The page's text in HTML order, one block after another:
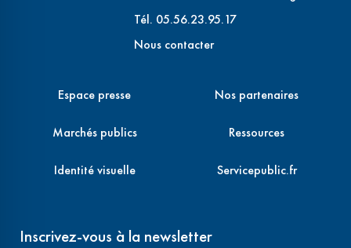
Tél. 05.56.23.95.17
Nous contacter
Espace presse
Marchés publics
Identité visuelle
Nos partenaires
Ressources
Servicepublic.fr
Inscrivez-vous à la newsletter